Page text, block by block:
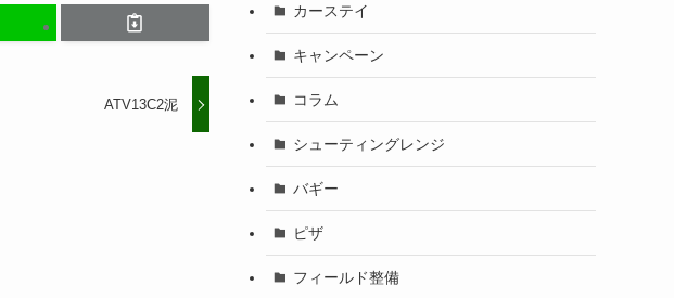
ATV13C2泥
カーステイ
キャンペーン
コラム
シューティングレンジ
バギー
ピザ
フィールド整備